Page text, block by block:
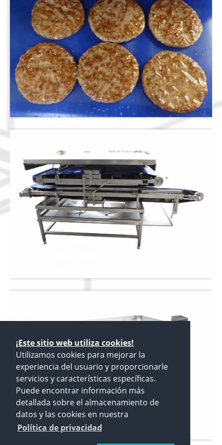
¡Este sitio web utiliza cookies!
Utilizamos cookies para mejorar la
experiencia del usuario y proporcionarle
servicios y características específicas.
Puede encontrar información más
detallada sobre el almacenamiento de
datos y las cookies en nuestra
Política de privacidad